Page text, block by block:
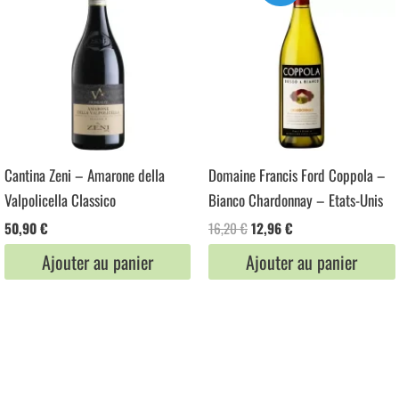
Cantina Zeni – Amarone della
Valpolicella Classico
50,90€
Ajouter au panier
Domaine Francis Ford Coppola –
Bianco Chardonnay – Etats-Unis
16,20€Le
prix
initial
était :
12,96€Le
prix
actuel
est :
Ajouter au panier